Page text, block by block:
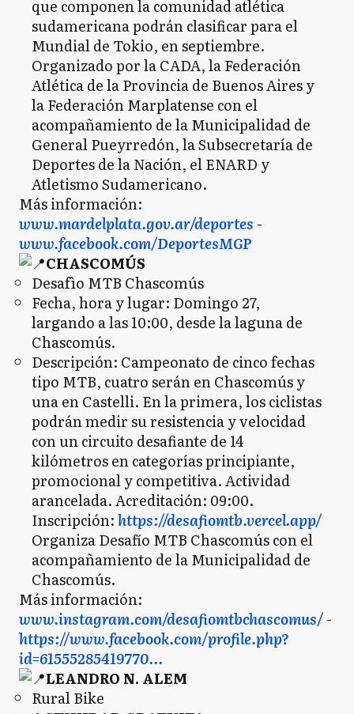
que componen la comunidad atlética
sudamericana podrán clasificar para el
Mundial de Tokio, en septiembre.
Organizado por la CADA, la Federación
Atlética de la Provincia de Buenos Aires y
la Federación Marplatense con el
acompañamiento de la Municipalidad de
General Pueyrredón, la Subsecretaría de
Deportes de la Nación, el ENARD y
Atletismo Sudamericano.
Más información:
www.mardelplata.gov.ar/deportes -
www.facebook.com/DeportesMGP
CHASCOMÚS
Desafìo MTB Chascomús
Fecha, hora y lugar: Domingo 27,
largando a las 10:00, desde la laguna de
Chascomús.
Descripción: Campeonato de cinco fechas
tipo MTB, cuatro serán en Chascomús y
una en Castelli. En la primera, los ciclistas
podrán medir su resistencia y velocidad
con un circuito desafiante de 14
kilómetros en categorías principiante,
promocional y competitiva. Actividad
arancelada. Acreditación: 09:00.
Inscripción:https://desafiomtb.vercel.app/
Organiza Desafío MTB Chascomús con el
acompañamiento de la Municipalidad de
Chascomús.
Más información:
www.instagram.com/desafiomtbchascomus/-
https://www.facebook.com/profile.php?
id=61555285419770...
LEANDRO N. ALEM
Rural Bike